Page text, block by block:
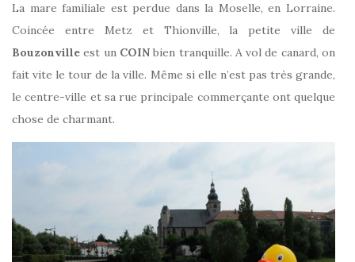
La mare familiale est perdue dans la Moselle, en Lorraine.
Coincée entre Metz et Thionville, la petite ville de
Bouzonville est un COINbien tranquille. A vol de canard, on
fait vite le tour de la ville. Même si elle n’est pas très grande,
le centre-ville et sa rue principale commerçante ont quelque
chose de charmant.